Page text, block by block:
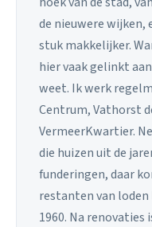
de nieuwere wijken,
stuk makkelijker.
hier vaak gelinkt
weet. Ik werk
Centrum, Vathorst
VermeerKwartier.
die huizen uit de
funderingen, daar
restanten van
1960. Na renovaties